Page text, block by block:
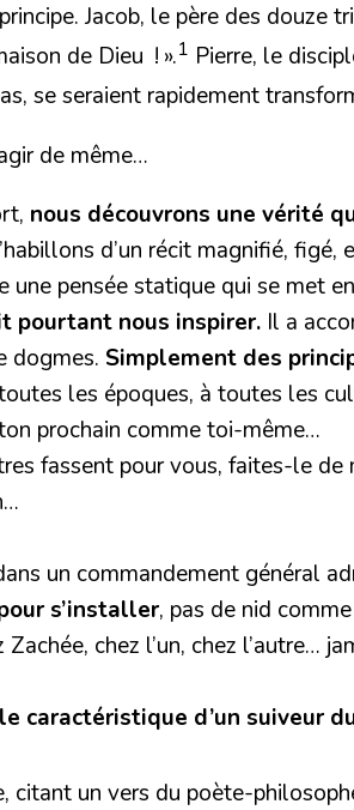
Jacob, le père des
de Dieu ! ».1 Pierre, le
se seraient rapidement
de même…
nous découvrons une vérité
d’un récit magnifié,
une pensée statique qui se met
pourtant nous inspirer. Il a
dogmes. Simplement des
les époques, à toutes les
prochain comme toi-même…
fassent pour vous, faites-le de
un commandement général
s’installer, pas de nid
chez l’un, chez
caractéristique d’un suiveur
citant un vers du poète-